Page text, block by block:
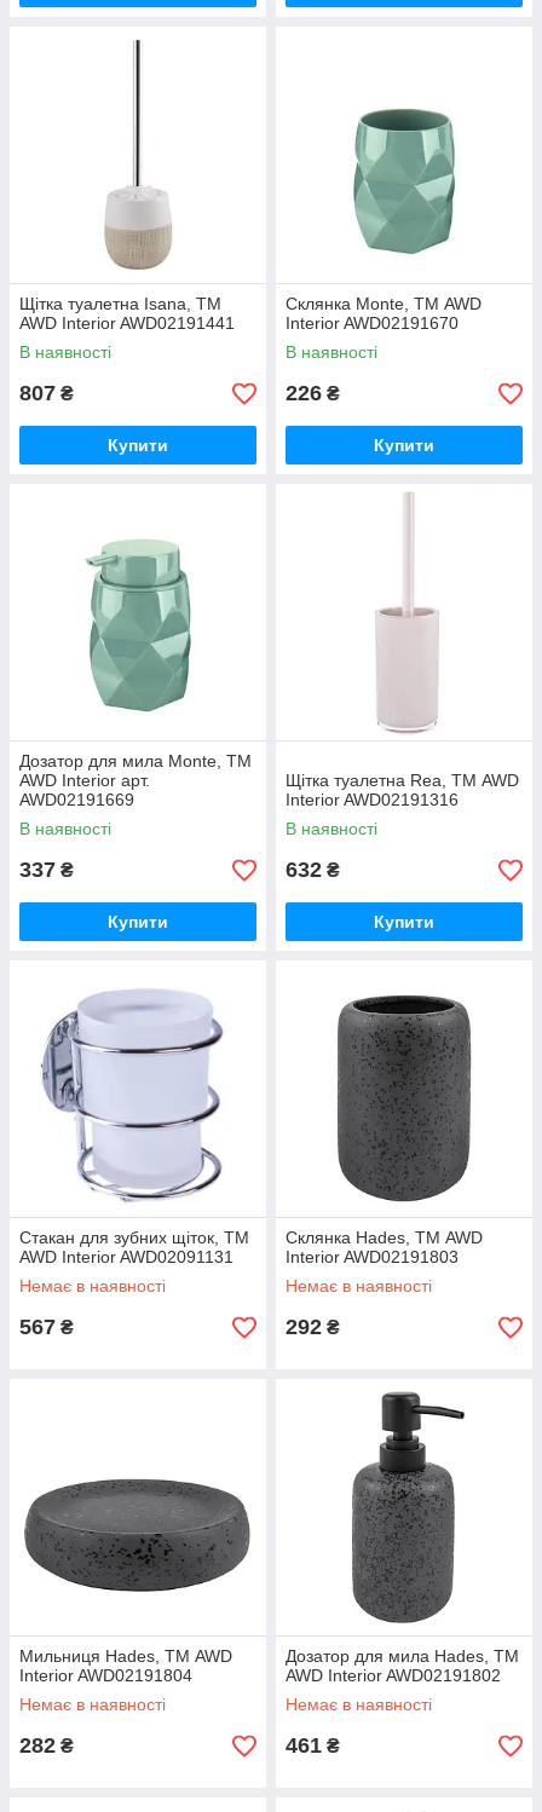
Щітка туалетна Isana, ТМ
AWD Interior AWD02191441
В наявності
807 ₴
Купити
Склянка Monte, ТМ AWD
Interior AWD02191670
В наявності
226 ₴
Купити
Дозатор для мила Monte, ТМ
AWD Interior арт.
AWD02191669
В наявності
337 ₴
Купити
Щітка туалетна Rea, ТМ AWD
Interior AWD02191316
В наявності
632 ₴
Купити
Стакан для зубних щіток, ТМ
AWD Interior AWD02091131
Немає в наявності
567 ₴
Склянка Hades, ТМ AWD
Interior AWD02191803
Немає в наявності
292 ₴
Мильниця Hades, ТМ AWD
Interior AWD02191804
Немає в наявності
282 ₴
Дозатор для мила Hades, ТМ
AWD Interior AWD02191802
Немає в наявності
461 ₴